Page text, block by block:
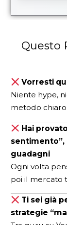
Questo
Vorresti
Niente hype,
metodo
Hai
sentimento”,
guadagni
Ogni volta
poi il mercato
Ti sei già
strategie